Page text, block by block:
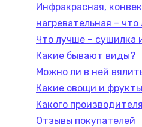
Инфракрасная,
нагревательная –
Что лучше – сушилка
Какие бывают виды?
Можно ли в ней
Какие овощи и
Какого
Отзывы покупателей